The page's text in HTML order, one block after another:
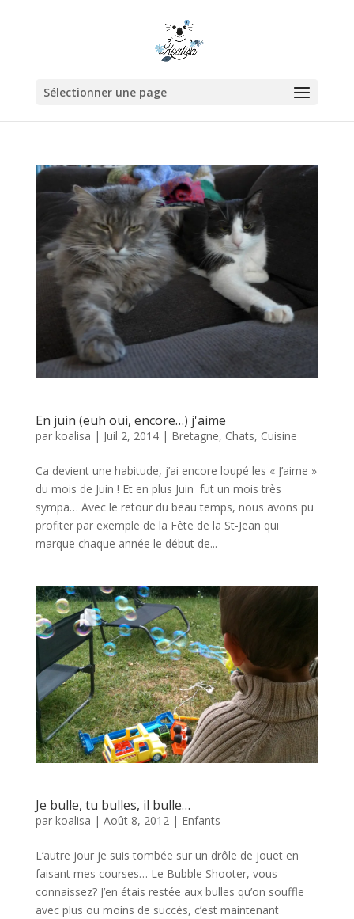
Sélectionner une page
En juin (euh oui, encore…) j'aime
par koalisa | Juil 2, 2014| Bretagne, Chats, Cuisine
Ca devient une habitude, j’ai encore loupé les « J’aime »
du mois de Juin ! Et en plus Juin fut un mois très
sympa… Avec le retour du beau temps, nous avons pu
profiter par exemple de la Fête de la St-Jean qui
marque chaque année le début de...
Je bulle, tu bulles, il bulle…
par koalisa | Août 8, 2012 | Enfants
L’autre jour je suis tombée sur un drôle de jouet en
faisant mes courses… Le Bubble Shooter, vous
connaissez? J’en étais restée aux bulles qu’on souffle
avec plus ou moins de succès, c’est maintenant